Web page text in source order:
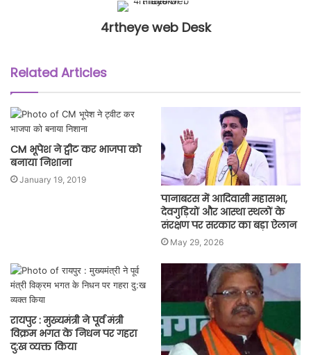
4rtheye web Desk
Related Articles
CM भूपेश ने ट्वीट कर भाजपा को
बनाया निशाना
January 19, 2019
पानाबरस में आदिवासी महासभा,
देवगुड़ियों और आस्था स्थलों के
संरक्षण पर सरकार का बड़ा ऐलान
May 29, 2026
रायपुर : मुख्यमंत्री ने पूर्व मंत्री
विक्रम भगत के निधन पर गहरा
दु:ख व्यक्त किया